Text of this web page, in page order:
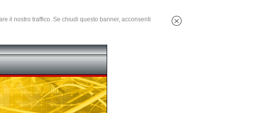
il nostro traffico. Se chiudi questo banner, acconsenti